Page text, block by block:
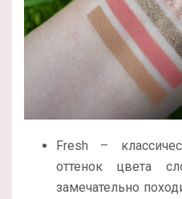
Fresh –
оттенок цвета
замечательно